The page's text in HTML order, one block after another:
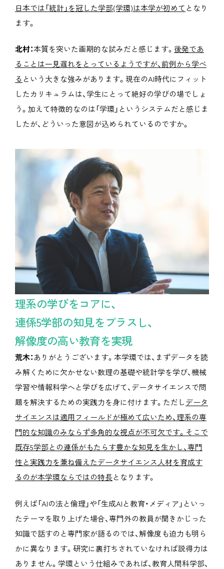
日本では「統計」を冠した学部(学環)は本学が初めて となり
ます。
北村：本質を突いた画期的な試みだと感じます。 後発であ
ることは一見遅れをとっているようですが、前例から学べ
る という大きな強みがあります。現在のAI時代にフィット
したカリキュラムは、学生にとって絶好の学びの場でしょ
う。加えて特徴的なのは「学環」というシステムだと感じま
したが、どういった意図が込められているのですか。
理系の学びをコアに、
連係5学部の知見をプラスし、
解像度の高い教育を実現
荒木：ありがとうございます。本学環では、まずデータを読
み解くために欠かせない数理の基礎や統計学を学び、機械
学習や情報科学へと学びを広げて、データサイエンスで問
題を解決するための実践力を身に付けます。ただしデータ
サイエンスは適用フィールドが極めて広いため、理系の専
門的な知識のみならず多角的な視点が不可欠です。そこで
既存5学部との連係がもたらす豊かな知見を生かし、専門
性と実践力を兼ね備えたデータサイエンス人材を育成す
るのが本学環ならではの特長となります。
例えば「AIの法と倫理」や「生成AIと教育・メディア」といっ
たテーマを取り上げた場合、専門外の教員が聞きかじった
知識で話すのと専門家が語るのでは、解像度も迫力も明ら
かに異なります。研究に裏打ちされていなければ説得力は
ありません。学環という仕組みであれば、教育人間科学部、